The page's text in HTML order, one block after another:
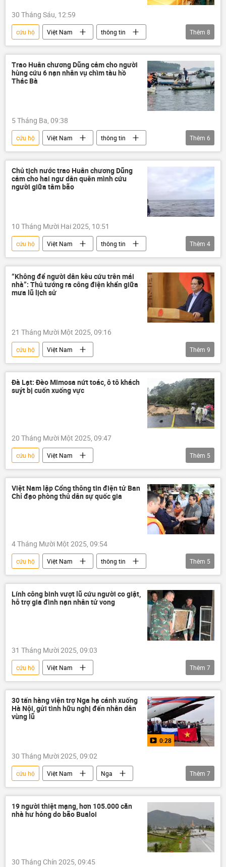
30 Tháng Sáu, 12:59
cứu hộ Việt Nam
thông tin
Venezuela
trận động đất
thiên tai
Bộ Ngoại giao Việt Nam
Vietnam Airlines
hàng không
Thêm 8
Trao Huân chương Dũng cảm cho người
hùng cứu 6 nạn nhân vụ chìm tàu hồ
Thác Bà
5 Tháng Ba, 09:38
cứu hộ Việt Nam
thông tin
tai nạn
tai nạn giao thông
cứu nạn
cứu mạng
Chủ tịch nước
huân chương
Thêm 6
Chủ tịch nước trao Huân chương Dũng
cảm cho hai ngư dân quên mình cứu
người giữa tâm bão
10 Tháng Mười Hai 2025, 10:51
cứu hộ Việt Nam
thông tin
mưa
Mưa bão, lũ lụt lịch sử, thiên tai kinh hoàng ở Việt Nam
cứu nạn
cứu mạng Lương Cường
Thêm 4
“Không để người dân kêu cứu trên mái
nhà”: Thủ tướng ra công điện khẩn giữa
mưa lũ lịch sử
21 Tháng Mười Một 2025, 09:16
cứu hộ
Việt Nam
Mưa bão, lũ lụt lịch sử, thiên tai kinh hoàng ở Việt Nam
Bộ Quốc phòng Việt Nam
Phạm Minh Chính
Quân đội Nhân dân Việt Nam
Thêm 9
Đà Lạt: Đèo Mimosa nứt toác, ô tô khách
suýt bị cuốn xuống vực
20 Tháng Mười Một 2025, 09:47
cứu hộ
Việt Nam
Mưa bão, lũ lụt lịch sử, thiên tai kinh hoàng ở Việt Nam
thiên tai
sạt lở
Đà Lạt
mất tích
Thêm 5
Việt Nam lập Cổng thông tin điện tử Ban
Chỉ đạo phòng thủ dân sự quốc gia
4 Tháng Mười Một 2025, 09:54
cứu hộ Việt Nam
thông tin
Mưa bão, lũ lụt lịch sử, thiên tai kinh hoàng ở Việt Nam
thiên tai
lũ lụt
Chính phủ
cứu nạn
Thêm 5
Lính công binh vượt lũ cứu người co giật,
hỗ trợ gia đình nạn nhân tử vong
31 Tháng Mười 2025, 09:03
cứu hộ
Việt Nam
Mưa bão, lũ lụt lịch sử, thiên tai kinh hoàng ở Việt Nam
thiên tai
Thừa Thiên - Huế
Đà Nẵng
cơn bão
lũ lụt
Thêm 7
30 tấn hàng viện trợ Nga hạ cánh xuống
Hà Nội, gửi tình hữu nghị đến nhân dân
vùng lũ
0:28
30 Tháng Mười 2025, 09:02
cứu hộ Việt Nam
Nga
Hợp tác Nga-Việt
ngoại giao
Bộ Ngoại giao Nga
Bộ Ngoại giao Việt Nam
Mưa bão, lũ lụt lịch sử, thiên tai kinh hoàng ở Việt Nam
Thêm 7
19 người thiệt mạng, hơn 105.000 căn
nhà hư hỏng do bão Bualoi
30 Tháng Chín 2025, 09:45